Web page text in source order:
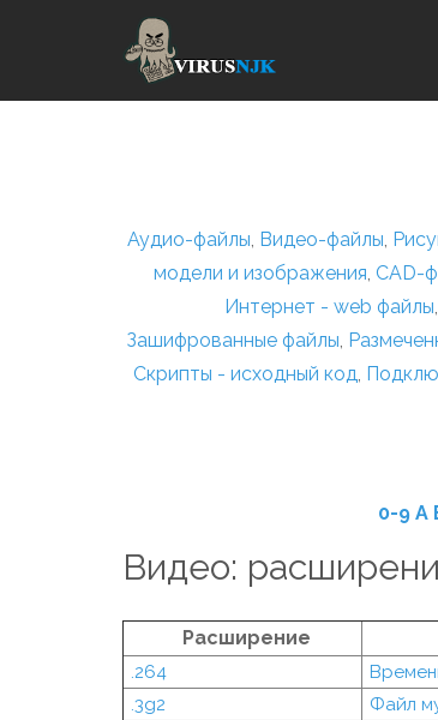
Аудио-файлы, Видео-файлы,
модели и изображения, CAD-
Интернет - web файлы,
Зашифрованные файлы,
Скрипты - исходный код,
0-9 A
Видео:
Расширение
.264
.3g2
Файл